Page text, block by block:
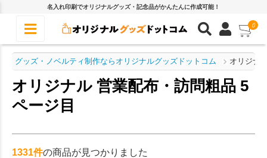
名入れ印刷でオリジナルグッズ・記念品がかんたんに作成可能！
0
グッズ・ノベルティ制作ならオリジナルグッズドットコム オリジナ
オリジナル 営業配布・訪問粗品 5
ページ目
1331件の商品が見つかりました